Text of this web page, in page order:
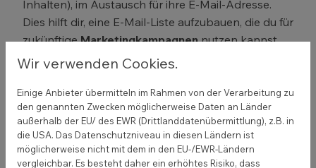
Inhalten), im Austausch für ihre E-Mail-Adresse.
Dies hilft dir, eine E-Mail-Liste aufzubauen, die du für
zukünftigeMarketingkampagnennutzen kannst.
Indem du diese Seiten erstellst und sie mit
hochwertigen Inhalten füllst, kannst du eine
effektive Website erstellen, die deine Marke
repräsentiert, deine Angebote hervorhebt und es
einfach macht, mit dir in Kontakt zu treten.
Wir verwenden Cookies.
Einige Anbieter übermitteln im Rahmen von der Verarbeitung zu
den genannten Zwecken möglicherweise Daten an Länder
außerhalb der EU/ des EWR (Drittlanddatenübermittlung), z.B. in
die USA. Das Datenschutzniveau in diesen Ländern ist
möglicherweise nicht mit dem in den EU-/EWR-Ländern
vergleichbar. Es besteht daher ein erhöhtes Risiko, dass